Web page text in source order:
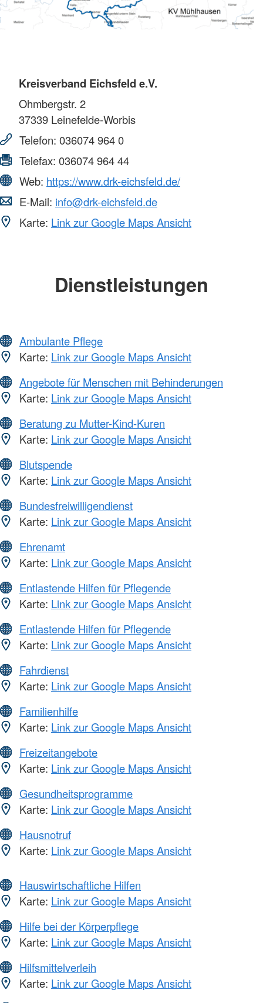
Kreisverband Eichsfeld e.V.
Ohmbergstr. 2
37339 Leinefelde-Worbis
Telefon: 036074 964 0
Telefax: 036074 964 44
Web: https://www.drk-eichsfeld.de/
E-Mail: info@drk-eichsfeld.de
Karte: Link zur Google Maps Ansicht
Dienstleistungen
Ambulante Pflege
Karte: Link zur Google Maps Ansicht
Angebote für Menschen mit Behinderungen
Karte: Link zur Google Maps Ansicht
Beratung zu Mutter-Kind-Kuren
Karte: Link zur Google Maps Ansicht
Blutspende
Karte: Link zur Google Maps Ansicht
Bundesfreiwilligendienst
Karte: Link zur Google Maps Ansicht
Ehrenamt
Karte: Link zur Google Maps Ansicht
Entlastende Hilfen für Pflegende
Karte: Link zur Google Maps Ansicht
Entlastende Hilfen für Pflegende
Karte: Link zur Google Maps Ansicht
Fahrdienst
Karte: Link zur Google Maps Ansicht
Familienhilfe
Karte: Link zur Google Maps Ansicht
Freizeitangebote
Karte: Link zur Google Maps Ansicht
Gesundheitsprogramme
Karte: Link zur Google Maps Ansicht
Hausnotruf
Karte: Link zur Google Maps Ansicht
Hauswirtschaftliche Hilfen
Karte: Link zur Google Maps Ansicht
Hilfe bei der Körperpflege
Karte: Link zur Google Maps Ansicht
Hilfsmittelverleih
Karte: Link zur Google Maps Ansicht